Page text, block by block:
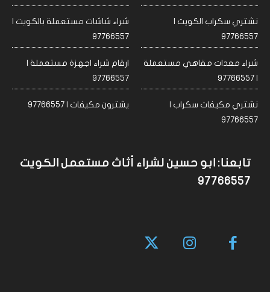
نشتري سكراب الكويت |
97766557
شراء شاشات مستعملة بالكويت |
97766557
شراء معدات مقاهي مستعملة
| 97766557
ارقام شراء اجهزة مستعملة |
97766557
نشتري مكيفات سكراب |
97766557
يشترون مكيفات | 97766557
تابعنا: ابو حسين لشراء أثاث مستعمل الكويت
97766557